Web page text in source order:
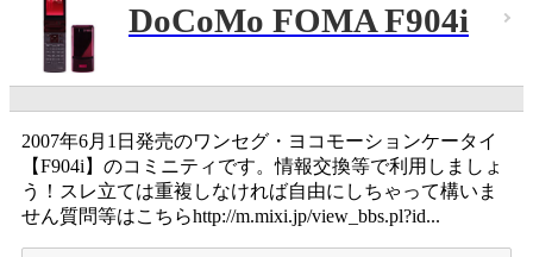
DoCoMo FOMA F904i
2007年6月1日発売のワンセグ・ヨコモーションケータイ
【F904i】のコミニティです。情報交換等で利用しましょ
う！スレ立ては重複しなければ自由にしちゃって構いま
せん質問等はこちらhttp://m.mixi.jp/view_bbs.pl?id...